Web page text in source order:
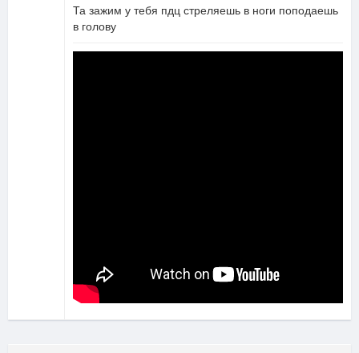
Та зажим у тебя пдц стреляешь в ноги поподаешь
в голову